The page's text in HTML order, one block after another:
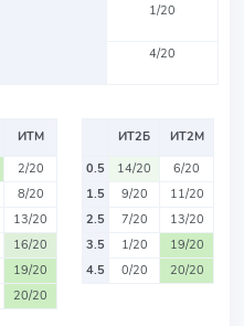
1/20
4/20
ИТМ
2/20
8/20
13/20
16/20
19/20
20/20
ИТ2Б
ИТ2М
0.5
14/20
6/20
1.5
9/20
11/20
2.5
7/20
13/20
3.5
1/20
19/20
4.5
0/20 20/20